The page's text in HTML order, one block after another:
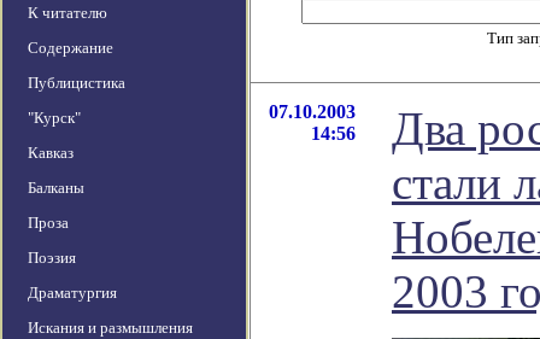
К читателю
Содержание
Публицистика
"Курск"
Кавказ
Балканы
Проза
Поэзия
Драматургия
Искания и размышления
Тип
07.10.2003
14:56
Два
стали
2003